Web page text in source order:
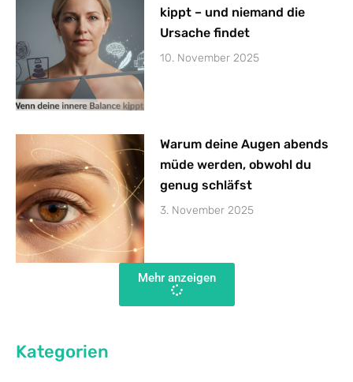
kippt – und niemand die
Ursache findet
10. November 2025
Warum deine Augen abends
müde werden, obwohl du
genug schläfst
3. November 2025
Mehr anzeigen
Kategorien